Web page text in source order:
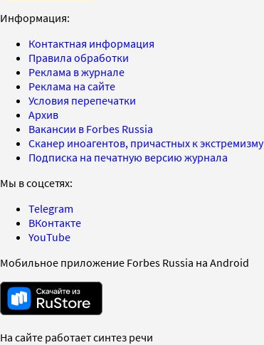
Информация:
Контактная информация
Правила обработки
Реклама в журнале
Реклама на сайте
Условия перепечатки
Архив
Вакансии в Forbes Russia
Сканер иноагентов, причастных к
Подписка на печатную версию журнала
Мы в соцсетях:
Telegram
ВКонтакте
YouTube
Мобильное приложение Forbes Russia на Android
На сайте работает синтез речи